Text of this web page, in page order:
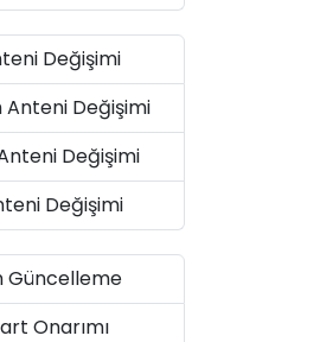
Değişimi
Değişimi
Değişimi
Değişimi
Güncelleme
Onarımı